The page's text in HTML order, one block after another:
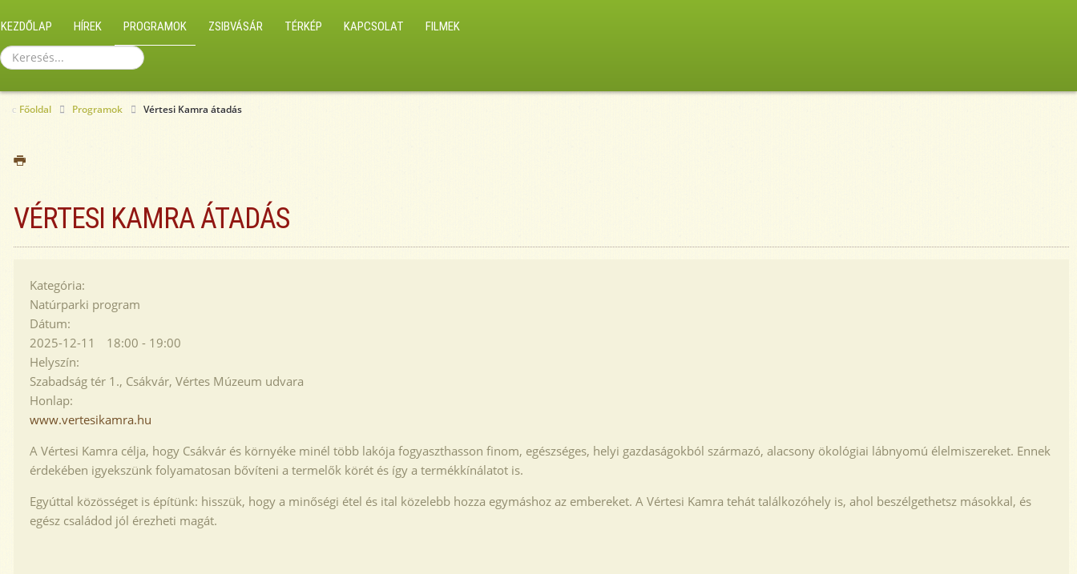
KEZDŐLAP HÍREK PROGRAMOK ZSIBVÁSÁR TÉRKÉP KAPCSOLAT FILMEK
Keresés...
Főoldal Programok Vértesi Kamra átadás
VÉRTESI KAMRA ÁTADÁS
Kategória:
Natúrparki program
Dátum:
2025-12-11
18:00 - 19:00
Helyszín:
Szabadság tér 1., Csákvár, Vértes Múzeum udvara
Honlap:
www.vertesikamra.hu
A Vértesi Kamra célja, hogy Csákvár és környéke minél több lakója fogyaszthasson finom, egészséges, helyi gazdaságokból származó, alacsony ökológiai lábnyomú élelmiszereket. Ennek
érdekében igyekszünk folyamatosan bővíteni a termelők körét és így a termékkínálatot is.
Egyúttal közösséget is építünk: hisszük, hogy a minőségi étel és ital közelebb hozza egymáshoz az embereket. A Vértesi Kamra tehát találkozóhely is, ahol beszélgethetsz másokkal, és
egész családod jól érezheti magát.